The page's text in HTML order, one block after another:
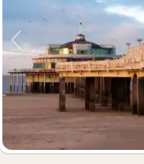
Forrige bilde
(4)